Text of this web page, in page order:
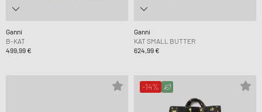
Ganni
B-KAT
499,99 €
Ganni
KAT SMALL BUTTER
624,99 €
-14%